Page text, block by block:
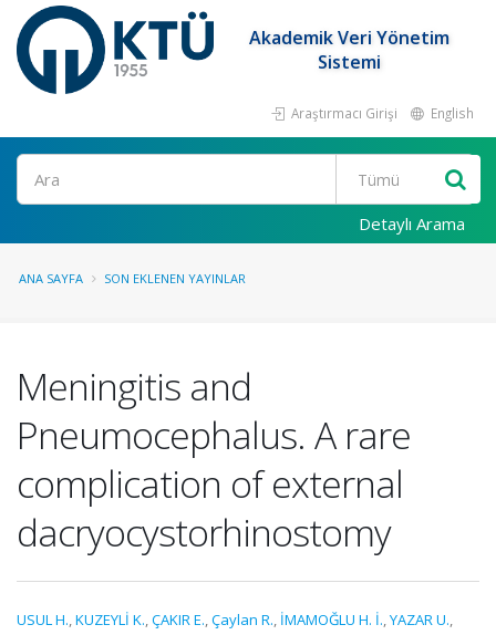
Akademik Veri Yönetim
Sistemi
Araştırmacı Girişi English
Ara
Detaylı Arama
ANA SAYFA SON EKLENEN YAYINLAR
Meningitis and
Pneumocephalus. A rare
complication of external
dacryocystorhinostomy
USUL H.,KUZEYLİ K.,ÇAKIR E.,Çaylan R., İMAMOĞLU H. İ.,YAZAR U.,